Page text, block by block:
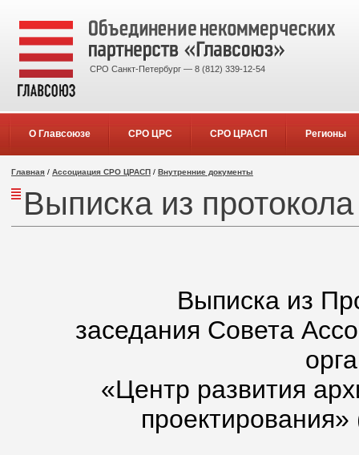
СРО Санкт-Петербург — 8 (812) 339-12-54
О Главсоюзе СРО ЦРС СРО ЦРАСП Регионы
Главная / Ассоциация СРО ЦРАСП / Внутренние документы
Выписка из протокола
Выписка из
заседания Совета
«Центр развития